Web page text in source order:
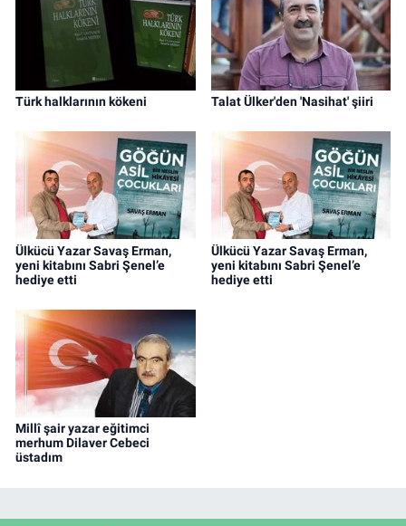
Türk halklarının kökeni Talat Ülker'den 'Nasihat' şiiri
Ülkücü Yazar Savaş Erman,
yeni kitabını Sabri Şenel’e
hediye etti
Ülkücü Yazar Savaş Erman,
yeni kitabını Sabri Şenel’e
hediye etti
Millî şair yazar eğitimci
merhum Dilaver Cebeci
üstadım